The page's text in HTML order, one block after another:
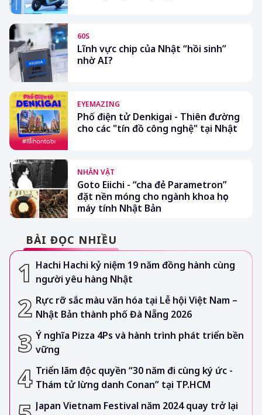
60S
Lĩnh vực chip của Nhật “hồi sinh”
nhờ AI?
EYEMAZING
Phố điện tử Denkigai - Thiên đường
cho các "tín đồ công nghệ" tại Nhật
NHÂN VẬT
Goto Eiichi - “cha đẻ Parametron”
đặt nền móng cho ngành khoa học
máy tính Nhật Bản
BÀI ĐỌC NHIỀU
Hachi Hachi kỷ niệm 19 năm đồng hành cùng
người yêu hàng Nhật
Rực rỡ sắc màu văn hóa tại Lễ hội Việt Nam –
Nhật Bản thành phố Đà Nẵng 2026
Ý nghĩa Pizza 4Ps và hành trình phát triển bền
vững
Triển lãm độc quyền “30 năm đi cùng ký ức -
Thám tử lừng danh Conan” tại TP.HCM
Japan Vietnam Festival năm 2024 quay trở lại